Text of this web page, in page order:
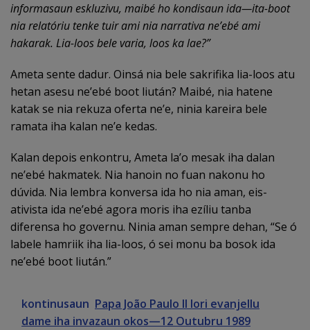
informasaun eskluzivu, maibé ho kondisaun ida—ita-boot
nia relatóriu tenke tuir ami nia narrativa ne’ebé ami
hakarak. Lia-loos bele varia, loos ka lae?”
Ameta sente dadur. Oinsá nia bele sakrifika lia-loos atu
hetan asesu ne’ebé boot liután? Maibé, nia hatene
katak se nia rekuza oferta neʼe, ​​ninia kareira bele
ramata iha kalan neʼe kedas.
Kalan depois enkontru, Ameta la’o mesak iha dalan
ne’ebé hakmatek. Nia hanoin no fuan nakonu ho
dúvida. Nia lembra konversa ida ho nia aman, eis-
ativista ida ne’ebé agora moris iha ezíliu tanba
diferensa ho governu. Ninia aman sempre dehan, “Se ó
labele hamriik iha lia-loos, ó sei monu ba bosok ida
ne’ebé boot liután.”
kontinusaun Papa João Paulo II lori evanjellu
dame iha invazaun okos—12 Outubru 1989